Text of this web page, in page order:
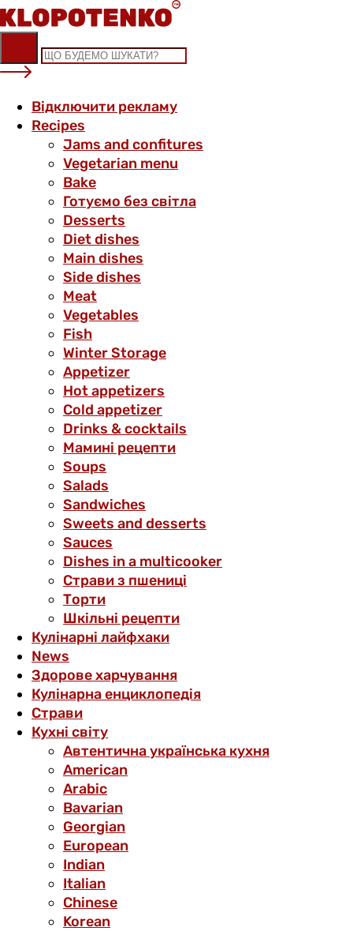
Skip
to
content
Відключити рекламу
Recipes
Jams and confitures
Vegetarian menu
Bake
Готуємо без світла
Desserts
Diet dishes
Main dishes
Side dishes
Meat
Vegetables
Fish
Winter Storage
Аppetizer
Hot appetizers
Cold appetizer
Drinks & cocktails
Мамині рецепти
Soups
Salads
Sandwiches
Sweets and desserts
Sauces
Dishes in a multicooker
Страви з пшениці
Торти
Шкільні рецепти
Кулінарні лайфхаки
News
Здорове харчування
Кулінарна енциклопедія
Страви
Кухні світу
Автентична українська кухня
American
Arabic
Bavarian
Georgian
European
Indian
Italian
Chinese
Korean